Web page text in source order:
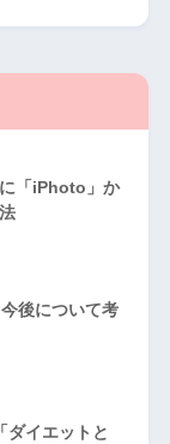
「iPhoto」か
後について考
イエットと